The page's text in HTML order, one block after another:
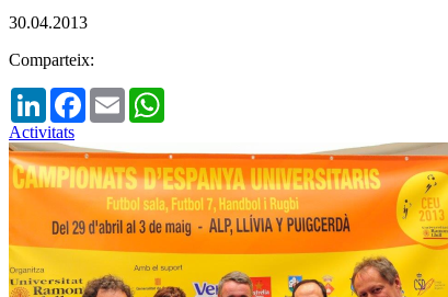
30.04.2013
Comparteix:
LinkedInFacebook
Email
Activitats